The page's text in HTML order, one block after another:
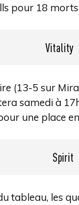
pour 18
Vitality
(13-5 sur
samedi à
une place
Spirit
tableau, les